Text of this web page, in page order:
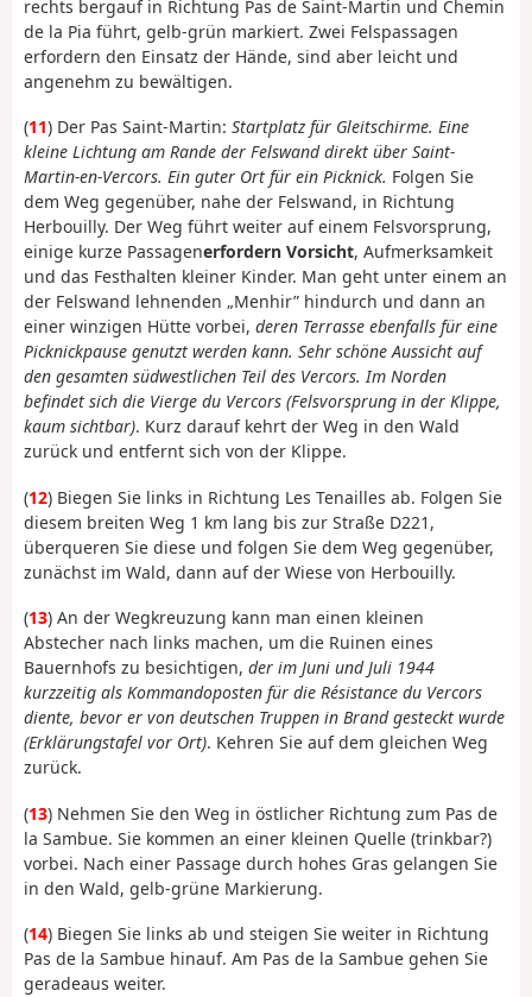
rechts bergauf in Richtung Pas de Saint-Martin und Chemin
de la Pia führt, gelb-grün markiert. Zwei Felspassagen
erfordern den Einsatz der Hände, sind aber leicht und
angenehm zu bewältigen.
(11) Der Pas Saint-Martin: Startplatz für Gleitschirme. Eine
kleine Lichtung am Rande der Felswand direkt über Saint-
Martin-en-Vercors. Ein guter Ort für ein Picknick. Folgen Sie
dem Weg gegenüber, nahe der Felswand, in Richtung
Herbouilly. Der Weg führt weiter auf einem Felsvorsprung,
einige kurze Passagenerfordern Vorsicht, Aufmerksamkeit
und das Festhalten kleiner Kinder. Man geht unter einem an
der Felswand lehnenden „Menhir” hindurch und dann an
einer winzigen Hütte vorbei, deren Terrasse ebenfalls für eine
Picknickpause genutzt werden kann. Sehr schöne Aussicht auf
den gesamten südwestlichen Teil des Vercors. Im Norden
befindet sich die Vierge du Vercors (Felsvorsprung in der Klippe,
kaum sichtbar). Kurz darauf kehrt der Weg in den Wald
zurück und entfernt sich von der Klippe.
(12) Biegen Sie links in Richtung Les Tenailles ab. Folgen Sie
diesem breiten Weg 1 km lang bis zur Straße D221,
überqueren Sie diese und folgen Sie dem Weg gegenüber,
zunächst im Wald, dann auf der Wiese von Herbouilly.
(13) An der Wegkreuzung kann man einen kleinen
Abstecher nach links machen, um die Ruinen eines
Bauernhofs zu besichtigen, der im Juni und Juli 1944
kurzzeitig als Kommandoposten für die Résistance du Vercors
diente, bevor er von deutschen Truppen in Brand gesteckt wurde
(Erklärungstafel vor Ort). Kehren Sie auf dem gleichen Weg
zurück.
(13) Nehmen Sie den Weg in östlicher Richtung zum Pas de
la Sambue. Sie kommen an einer kleinen Quelle (trinkbar?)
vorbei. Nach einer Passage durch hohes Gras gelangen Sie
in den Wald, gelb-grüne Markierung.
(14) Biegen Sie links ab und steigen Sie weiter in Richtung
Pas de la Sambue hinauf. Am Pas de la Sambue gehen Sie
geradeaus weiter.